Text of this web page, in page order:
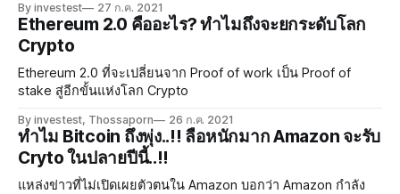
By investest 27 ก.ค. 2021
Ethereum 2.0 คืออะไร? ทำไมถึงจะยกระดับโลก
Crypto
Ethereum 2.0 ที่จะเปลี่ยนจาก Proof of work เป็น Proof of
stake สู่อีกขั้นแห่งโลก Crypto
By investest, Thossaporn 26 ก.ค. 2021
ทำไม Bitcoin ถึงพุ่ง..!! ลือหนักมาก Amazon จะรับ
Cryto ในปลายปีนี้..!!
แหล่งข่าวที่ไม่เปิดเผยตัวตนใน Amazon บอกว่า Amazon กำลัง